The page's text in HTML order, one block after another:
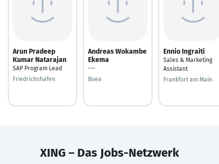
Arun Pradeep
Kumar Natarajan
SAP Program Lead
Friedrichshafen
Andreas Wokambe
Ekema
---
Buea
Ennio Ingraiti
Sales & Marketing
Assistant
Frankfurt am Main
XING – Das Jobs-Netzwerk